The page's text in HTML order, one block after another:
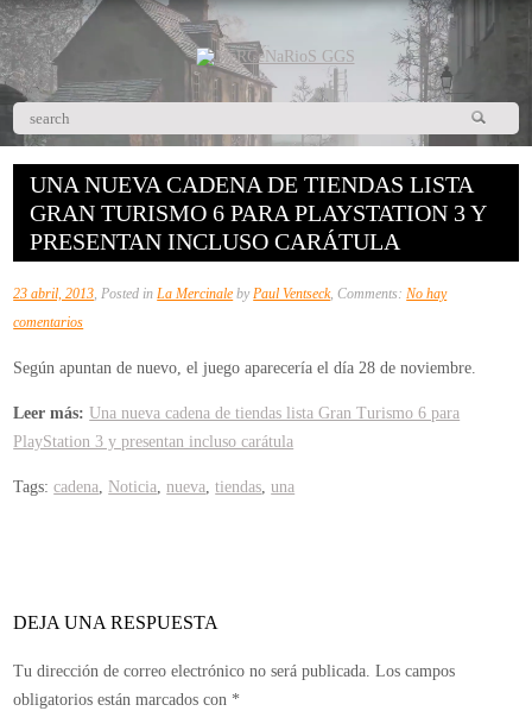
UNA NUEVA CADENA DE TIENDAS LISTA
GRAN TURISMO 6 PARA PLAYSTATION 3 Y
PRESENTAN INCLUSO CARÁTULA
23 abril, 2013, Posted inLa Mercinale byPaul Ventseck, Comments:No hay
comentariosen
nueva
cadena
de
lista
3
Según apuntan de nuevo, el juego aparecería el día 28 de noviembre.
Leer más: Una nueva cadena de tiendas lista Gran Turismo 6 para
PlayStation 3 y presentan incluso carátula
Tags:cadena, Noticia,nueva,tiendas,una
DEJA UNA RESPUESTA
Tu dirección de correo electrónico no será publicada. Los campos
obligatorios están marcados con *